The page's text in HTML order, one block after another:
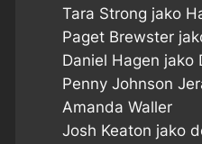
Tara Strong jako
Paget Brewster
Daniel Hagen jako
Penny Johnson
Amanda Waller
Josh Keaton jako